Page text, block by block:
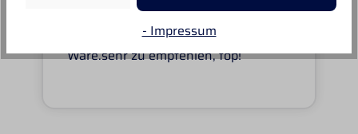
Super schnell und reibungslos, top
Ware.sehr zu empfehlen, top!
- Impressum